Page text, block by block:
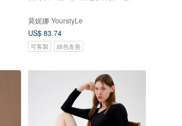
莫妮娜 YourstyLe
US$ 83.74
可客製 綠色友善